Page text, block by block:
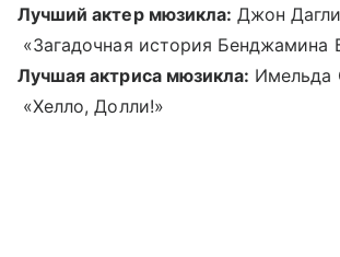
Лучший актер мюзикла: Джон
«Загадочная история Бенджамина
Лучшая актриса мюзикла: Имельда
«Хелло, Долли!»